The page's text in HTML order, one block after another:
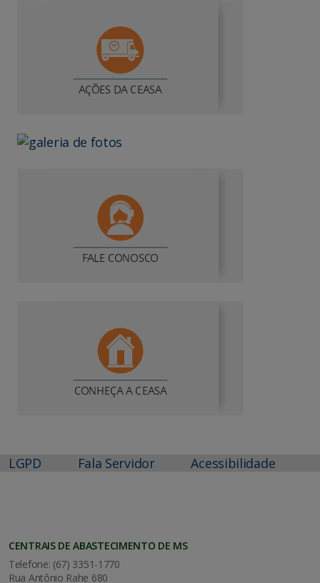
LGPD Fala Servidor Acessibilidade
CENTRAIS DE ABASTECIMENTO DE MS
Telefone: (67) 3351-1770
Rua Antônio Rahe 680